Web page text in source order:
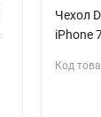
Чехол
iPhone
Код